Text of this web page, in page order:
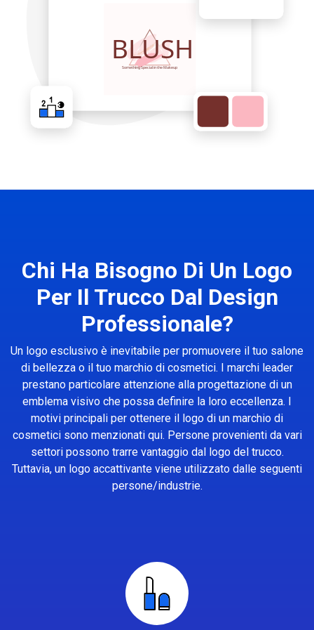
Chi Ha Bisogno Di Un Logo
Per Il Trucco Dal Design
Professionale?
Un logo esclusivo è inevitabile per promuovere il tuo salone
di bellezza o il tuo marchio di cosmetici. I marchi leader
prestano particolare attenzione alla progettazione di un
emblema visivo che possa definire la loro eccellenza. I
motivi principali per ottenere il logo di un marchio di
cosmetici sono menzionati qui. Persone provenienti da vari
settori possono trarre vantaggio dal logo del trucco.
Tuttavia, un logo accattivante viene utilizzato dalle seguenti
persone/industrie.